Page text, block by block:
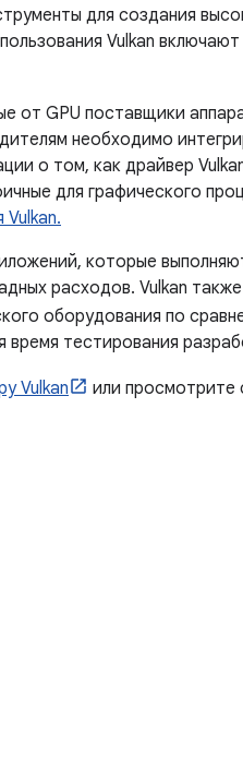
для создания
Vulkan включают
от GPU поставщики
необходимо
о том, как драйвер
для графического
Vulkan.
которые
расходов. Vulkan
оборудования по
тестирования
Vulkan или просмотрите